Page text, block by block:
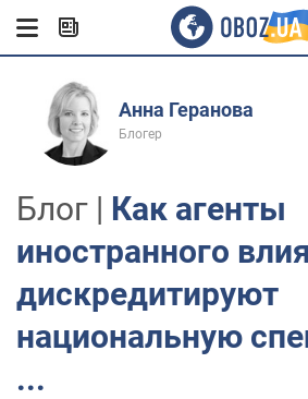
Анна Геранова
Блогер
Блог | Как агенты
иностранного
дискредитируют
национальную
...